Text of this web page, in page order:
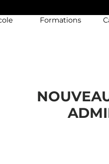
Formations